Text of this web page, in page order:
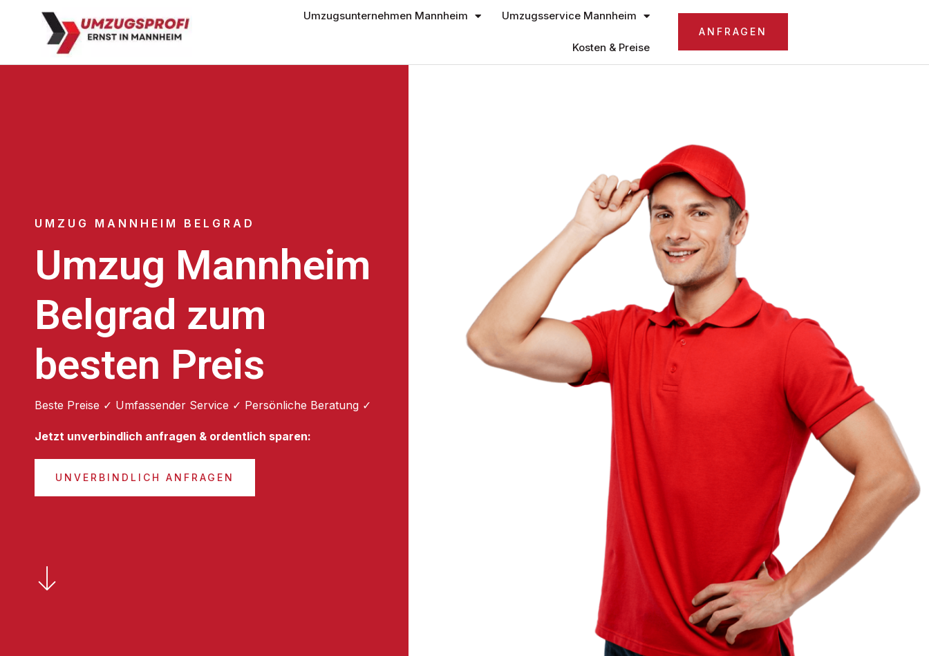
Umzugsunternehmen Mannheim Umzugsservice Mannheim
Kosten & Preise
ANFRAGEN
UMZUG MANNHEIM BELGRAD
Umzug Mannheim
Belgrad zum
besten Preis
Beste Preise ✓ Umfassender Service ✓ Persönliche Beratung ✓
Jetzt unverbindlich anfragen & ordentlich sparen:
UNVERBINDLICH ANFRAGEN